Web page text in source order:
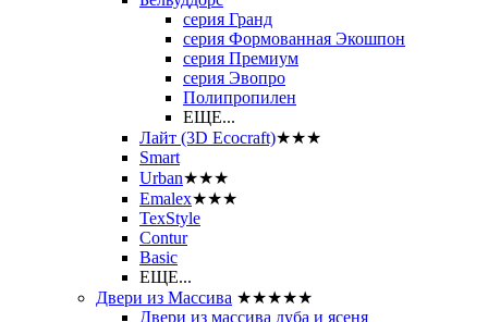
серия Гранд
серия Формованная Экошпон
серия Премиум
серия Эвопро
Полипропилен
ЕЩЕ...
Лайт (3D Ecocraft)★★★
Smart
Urban★★★
Emalex★★★
TexStyle
Contur
Basic
ЕЩЕ...
Двери из Массива ★★★★★
Двери из массива дуба и ясеня